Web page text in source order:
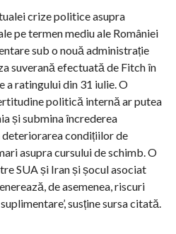
crize politice asupra
pe termen mediu ale României
sub o nouă administrație
suverană efectuată de Fitch în
ratingului din 31 iulie. O
politică internă ar putea
și submina încrederea
condițiilor de
asupra cursului de schimb. O
SUA și Iran și șocul asociat
de asemenea, riscuri
susține sursa citată.